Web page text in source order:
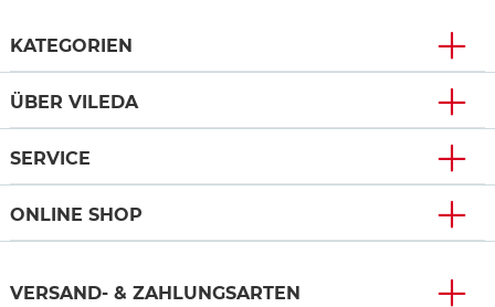
KATEGORIEN
ÜBER VILEDA
SERVICE
ONLINE SHOP
VERSAND- & ZAHLUNGSARTEN